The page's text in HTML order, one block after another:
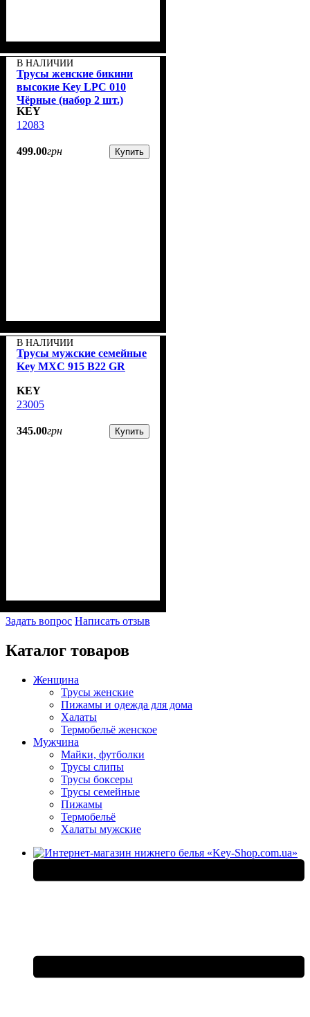
В НАЛИЧИИ
Трусы женские бикини
высокие Key LPC 010
Чёрные (набор 2 шт.)
KEY
12083
499.00грн Купить
В НАЛИЧИИ
Трусы мужские семейные
Key MXC 915 B22 GR
KEY
23005
345.00грн Купить
Задать вопрос Написать отзыв
Каталог товаров
Женщина
Трусы женские
Пижамы и одежда для дома
Халаты
Термобельё женское
Мужчина
Майки, футболки
Трусы слипы
Трусы боксеры
Трусы семейные
Пижамы
Термобельё
Халаты мужские